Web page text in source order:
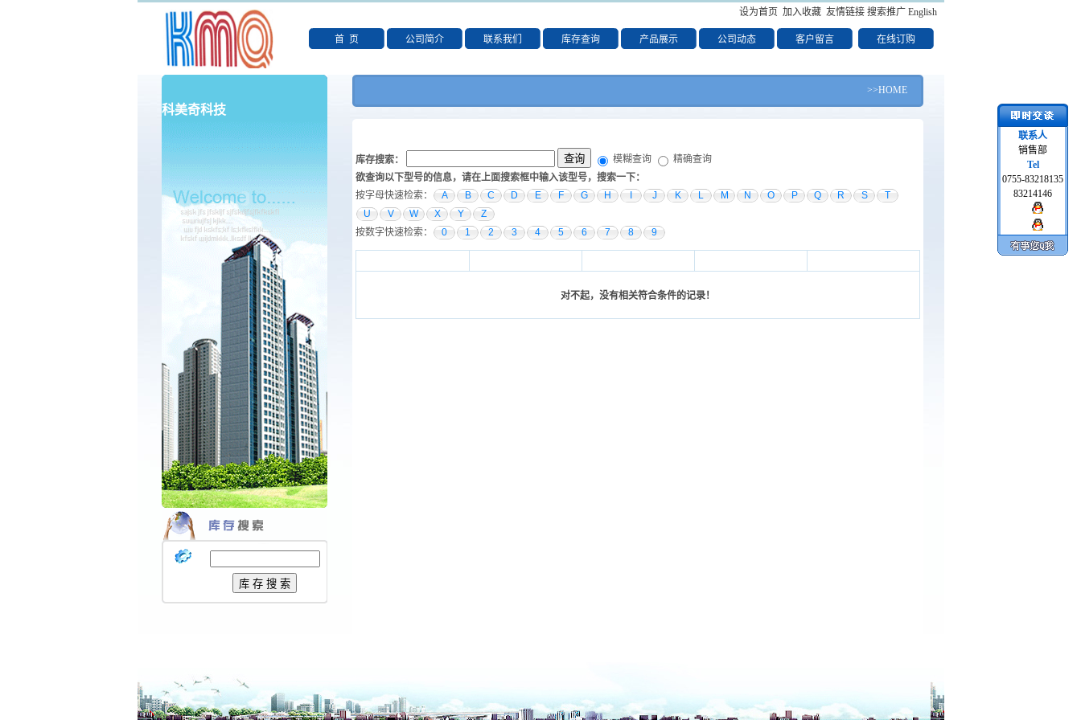
设为首页 加入收藏 友情链接 搜索推广 English
首 页 公司简介 联系我们 库存查询 产品展示 公司动态 客户留言 在线订购
科美奇科技
>>HOME
库存搜索： 模糊查询
精确查询
欲查询以下型号的信息，请在上面搜索框中输入该型号，搜索一下：
按字母快速检索：
A B C D E F G H J K L M N O P Q R S
T
U
V W X Y
Z
按数字快速检索：
0 1 2 3 4 5 6 7 8 9
对不起，没有相关符合条件的记录！
联系人
销售部
Tel
0755-83218135
83214146